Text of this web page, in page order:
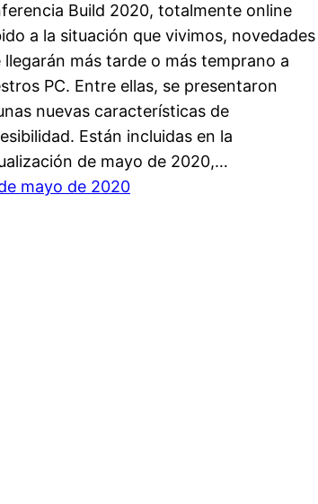
Build 2020, totalmente online
a la situación que vivimos, novedades
llegarán más tarde o más temprano a
PC. Entre ellas, se presentaron
nuevas características de
Están incluidas en la
de mayo de 2020,…
mayo de 2020